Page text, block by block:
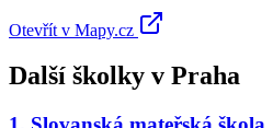
Otevřít v Mapy.cz
Další školky v Praha